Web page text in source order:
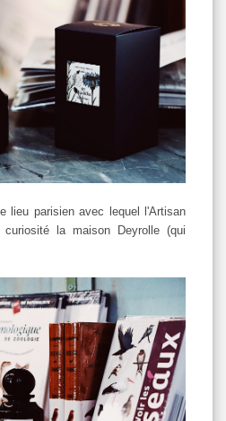
lieu parisien avec lequel l'Artisan
la maison Deyrolle (qui